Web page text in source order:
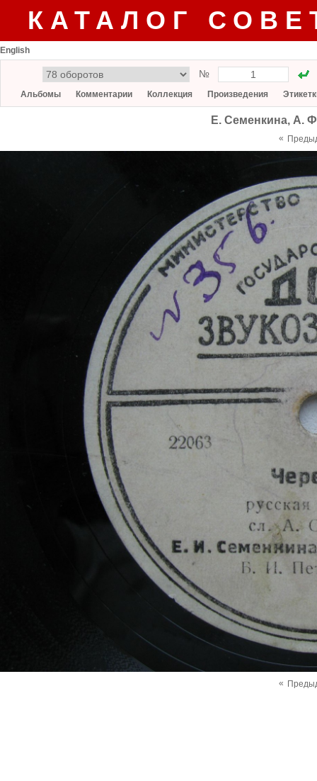
КАТАЛОГ
English
№
Альбомы Комментарии Коллекция Произведения
Е. Семенкина, А.
«
«